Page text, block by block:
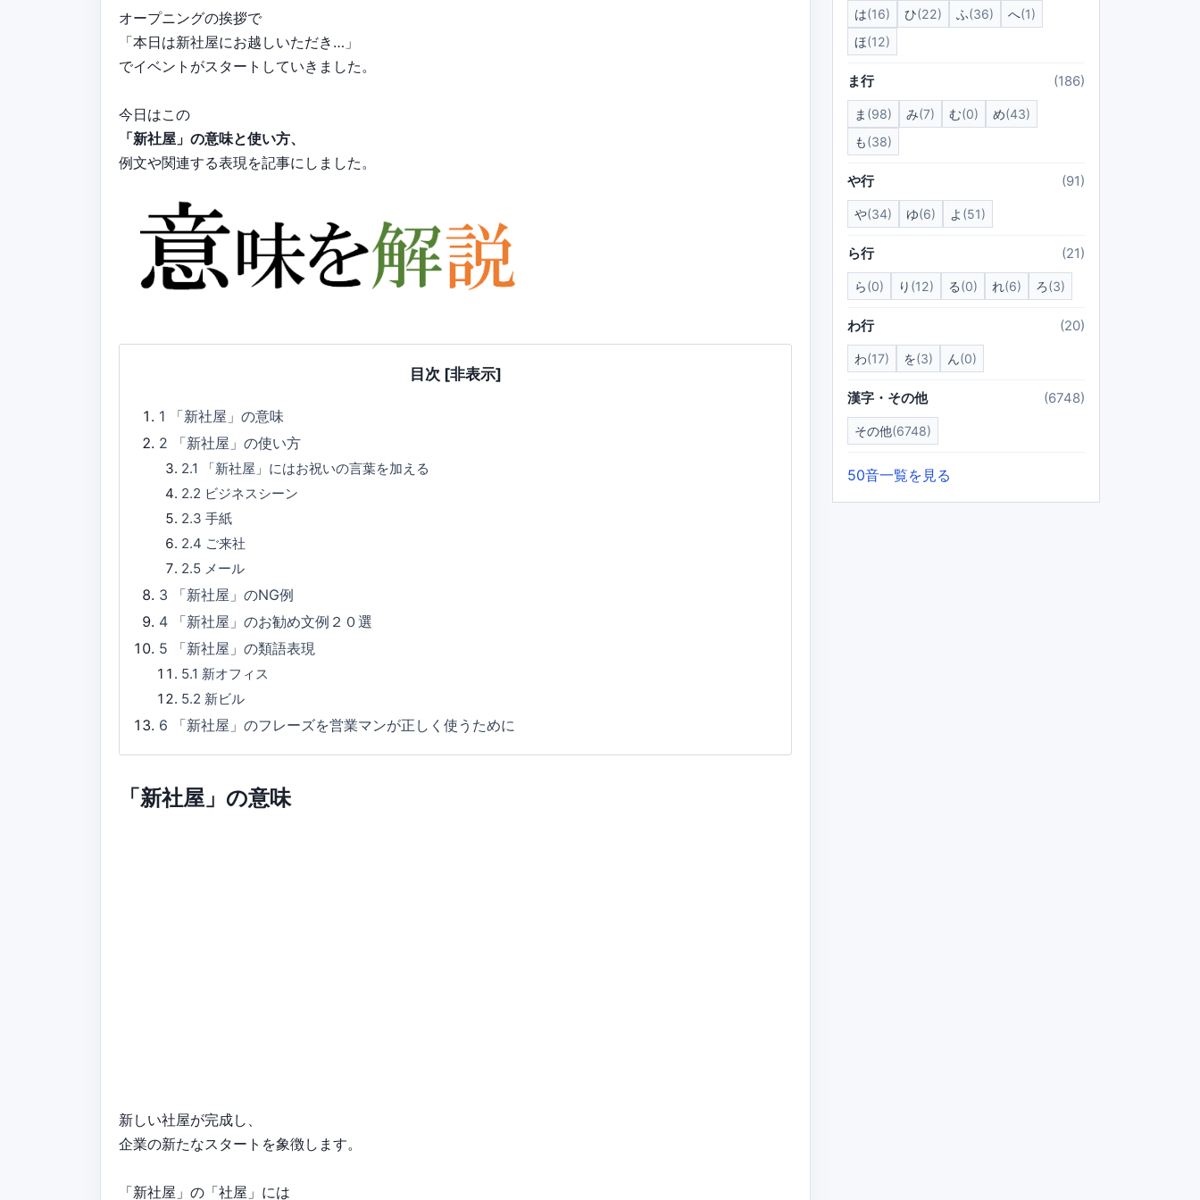
オープニングの挨拶で
「本日は新社屋にお越しいただき…」
でイベントがスタートしていきました。
今日はこの
「新社屋」の意味と使い方、
例文や関連する表現を記事にしました。
目次 [非表示]
1
「新社屋」の意味
2
「新社屋」の使い方
2.1
「新社屋」にはお祝いの言葉を加える
2.2 ビジネスシーン
2.3 手紙
2.4 ご来社
2.5 メール
3
「新社屋」のNG例
4
「新社屋」のお勧め文例２０選
5
「新社屋」の類語表現
5.1 新オフィス
5.2 新ビル
6 「新社屋」のフレーズを営業マンが正しく使うために
「新社屋」の意味
新しい社屋が完成し、
企業の新たなスタートを象徴します。
「新社屋」の「社屋」には
は(16) ひ(22) ふ(36) へ(1)
ほ(12)
ま行 (186)
ま (98) み(7) む(0) め(43)
も(38)
や行 (91)
や(34) ゆ(6) よ (51)
ら行 (21)
ら(0) り (12) る(0) れ(6) ろ(3)
わ行 (20)
わ(17) を(3) ん(0)
漢字・その他 (6748)
その他(6748)
50音一覧を見る